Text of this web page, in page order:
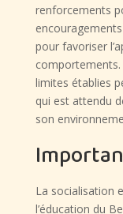
renforcements
pour favoriser
comportements.
limites établies
qui est attendu
son
La socialisation
l’éducation du